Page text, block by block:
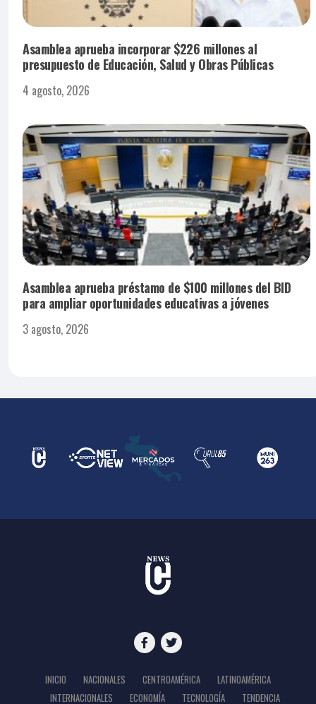
Asamblea aprueba incorporar $226 millones al
presupuesto de Educación, Salud y Obras Públicas
4 agosto, 2026
Asamblea aprueba préstamo de $100 millones del BID
para ampliar oportunidades educativas a jóvenes
3 agosto, 2026
INICIO NACIONALES CENTROAMÉRICA
LATINOAMÉRICA
INTERNACIONALES
ECONOMÍA TECNOLOGÍA TENDENCIA